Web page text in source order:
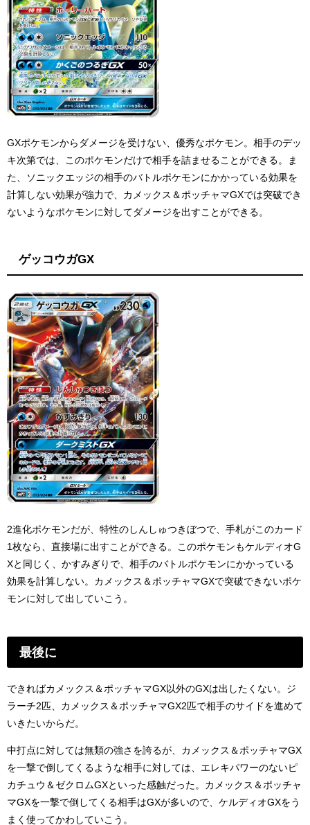
GXポケモンからダメージを受けない、優秀なポケモン。相手のデッ
キ次第では、このポケモンだけで相手を詰ませることができる。ま
た、ソニックエッジの相手のバトルポケモンにかかっている効果を
計算しない効果が強力で、カメックス＆ポッチャマGXでは突破でき
ないようなポケモンに対してダメージを出すことができる。
ゲッコウガGX
2進化ポケモンだが、特性のしんしゅつきぼつで、手札がこのカード
1枚なら、直接場に出すことができる。このポケモンもケルディオG
Xと同じく、かすみぎりで、相手のバトルポケモンにかかっている
効果を計算しない。カメックス＆ポッチャマGXで突破できないポケ
モンに対して出していこう。
最後に
できればカメックス＆ポッチャマGX以外のGXは出したくない。ジ
ラーチ2匹、カメックス＆ポッチャマGX2匹で相手のサイドを進めて
いきたいからだ。
中打点に対しては無類の強さを誇るが、カメックス＆ポッチャマGX
を一撃で倒してくるような相手に対しては、エレキパワーのないピ
カチュウ＆ゼクロムGXといった感触だった。カメックス＆ポッチャ
マGXを一撃で倒してくる相手はGXが多いので、ケルディオGXをう
まく使ってかわしていこう。